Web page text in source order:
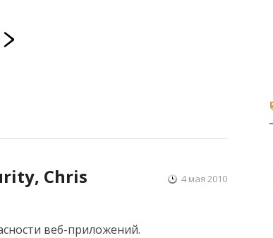
Chris 4 мая 2010
веб-приложений.